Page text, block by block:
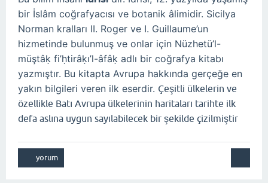
bir İslâm coğrafyacısı ve botanik âlimidir. Sicilya
Norman kralları II. Roger ve I. Guillaume’un
hizmetinde bulunmuş ve onlar için Nüzhetü’l-
müştâḳ fi’ḥtirâḳı’l-âfâḳ adlı bir coğrafya kitabı
yazmıştır. Bu kitapta Avrupa hakkında gerçeğe en
yakın bilgileri veren ilk eserdir. Çeşitli ülkelerin ve
özellikle Batı Avrupa ülkelerinin haritaları tarihte ilk
defa aslına uygun sayılabilecek bir şekilde çizilmiştir